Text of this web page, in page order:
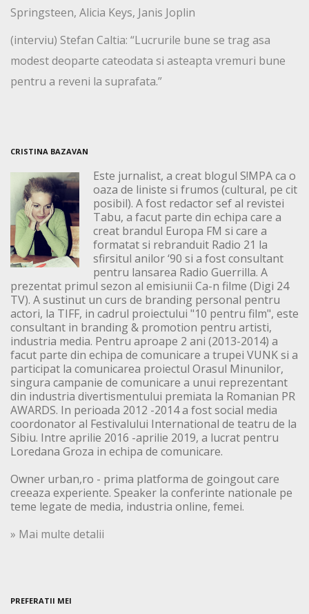
Springsteen, Alicia Keys, Janis Joplin
(interviu) Stefan Caltia: “Lucrurile bune se trag asa
modest deoparte cateodata si asteapta vremuri bune
pentru a reveni la suprafata.”
CRISTINA BAZAVAN
Este jurnalist, a creat blogul S!MPA ca o
oaza de liniste si frumos (cultural, pe cit
posibil). A fost redactor sef al revistei
Tabu, a facut parte din echipa care a
creat brandul Europa FM si care a
formatat si rebranduit Radio 21 la
sfirsitul anilor ‘90 si a fost consultant
pentru lansarea Radio Guerrilla. A
prezentat primul sezon al emisiunii Ca-n filme (Digi 24
TV). A sustinut un curs de branding personal pentru
actori, la TIFF, in cadrul proiectului "10 pentru film", este
consultant in branding & promotion pentru artisti,
industria media. Pentru aproape 2 ani (2013-2014) a
facut parte din echipa de comunicare a trupei VUNK si a
participat la comunicarea proiectul Orasul Minunilor,
singura campanie de comunicare a unui reprezentant
din industria divertismentului premiata la Romanian PR
AWARDS. In perioada 2012 -2014 a fost social media
coordonator al Festivalului International de teatru de la
Sibiu. Intre aprilie 2016 -aprilie 2019, a lucrat pentru
Loredana Groza in echipa de comunicare.
Owner urban,ro - prima platforma de goingout care
creeaza experiente. Speaker la conferinte nationale pe
teme legate de media, industria online, femei.
» Mai multe detalii
PREFERATII MEI